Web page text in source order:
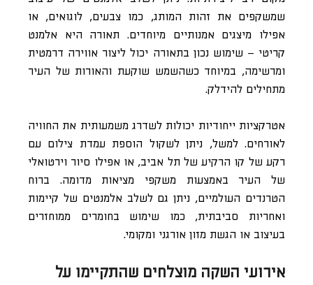
שמשקפים את זהות המותג, כמו צבעים, לוגואים, או
אפילו מיצגים אמנותיים מיוחדים. תאורה היא אלמנט
קריטי – שימוש נכון בתאורה יכול ליצור אווירה דרמטית
ומרשימה, במיוחד כשהשמש שוקעת והאורות של העיר
מתחילים להידלק.
אטרקציות ייחודיות יכולות לשדרג משמעותית את החוויה
לאורחים. למשל, ניתן לשקול הוספת עמדת צילום עם
רקע של קו הרקיע של תל אביב, או אפילו סיור וירטואלי
של העיר באמצעות משקפי מציאות מדומה. ברוח
הטרנדים העולמיים, ניתן גם לשלב אלמנטים של קיימות
ואחריות סביבתית, כמו שימוש בחומרים ממוחזרים
בעיצוב או הגשת מזון אורגני ומקומי.
אירועי השקה מוצלחים שהתקיימו על